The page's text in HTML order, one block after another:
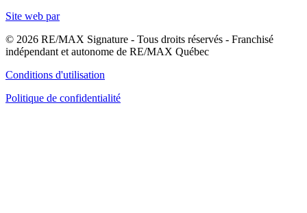
Site web par
© 2026 RE/MAX Signature - Tous droits réservés - Franchisé
indépendant et autonome de RE/MAX Québec
Conditions d'utilisation
Politique de confidentialité